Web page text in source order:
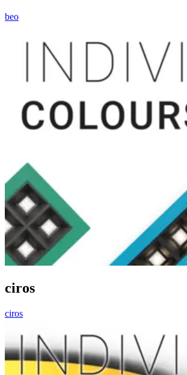
beo
ciros
ciros